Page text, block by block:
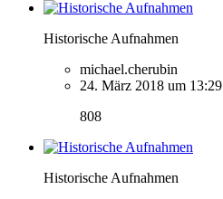
Historische Aufnahmen
michael.cherubin
24. März 2018 um 13:29
808
Historische Aufnahmen